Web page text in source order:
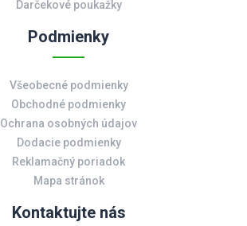
Darčekové poukažky
Podmienky
Všeobecné podmienky
Obchodné podmienky
Ochrana osobných údajov
Dodacie podmienky
Reklamačný poriadok
Mapa stránok
Kontaktujte nás